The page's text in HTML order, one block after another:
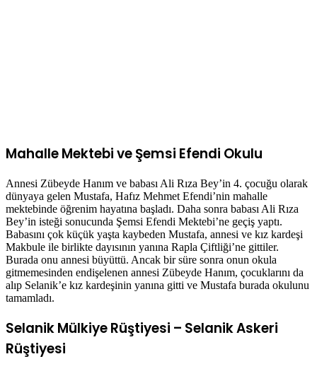
Mahalle Mektebi ve Şemsi Efendi Okulu
Annesi Zübeyde Hanım ve babası Ali Rıza Bey’in 4. çocuğu olarak
dünyaya gelen Mustafa, Hafız Mehmet Efendi’nin mahalle
mektebinde öğrenim hayatına başladı. Daha sonra babası Ali Rıza
Bey’in isteği sonucunda Şemsi Efendi Mektebi’ne geçiş yaptı.
Babasını çok küçük yaşta kaybeden Mustafa, annesi ve kız kardeşi
Makbule ile birlikte dayısının yanına Rapla Çiftliği’ne gittiler.
Burada onu annesi büyüttü. Ancak bir süre sonra onun okula
gitmemesinden endişelenen annesi Zübeyde Hanım, çocuklarını da
alıp Selanik’e kız kardeşinin yanına gitti ve Mustafa burada okulunu
tamamladı.
Selanik Mülkiye Rüştiyesi – Selanik Askeri
Rüştiyesi